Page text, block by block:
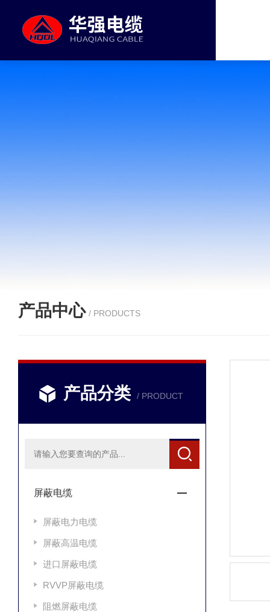
产品中心 / PRODUCTS
产品分类 / PRODUCT
屏蔽电缆
屏蔽电力电缆
屏蔽高温电缆
进口屏蔽电缆
RVVP屏蔽电缆
阻燃屏蔽电缆